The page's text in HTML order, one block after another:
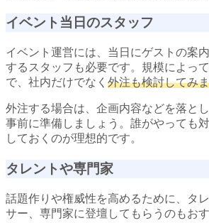
イベント当日のスタッフ
イベント運営には、当日にゲストの案
するスタッフも必要です。規模によっ
で、社内だけでなく 外注も検討してみ
外注する場合は、企画内容などを落と
事前に準備しましょう。誰がやっても
しておくのが理想的です。
タレントや専門家
話題作りや権威性を高めるために、タ
サー、専門家に登壇してもらうのもおす